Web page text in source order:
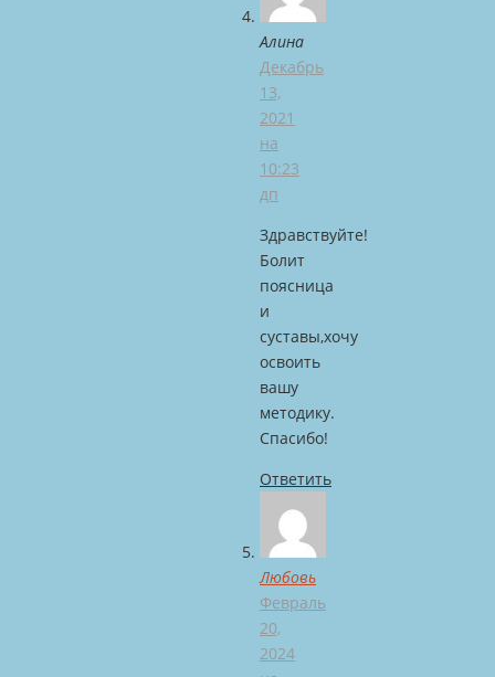
Алина
Декабрь
13,
2021
на
10:23
дп
Здравствуйте!
Болит
поясница
и
суставы,хочу
освоить
вашу
методику.
Спасибо!
Ответить
Любовь
Февраль
20,
2024